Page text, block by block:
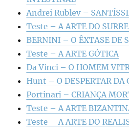
Andrei Rublev –
Teste – A ARTE DO
BERNINI – O ÊXTASE DE
Teste – A ARTE GÓTICA
Da Vinci – O HOMEM
Hunt – O DESPERTAR DA
Portinari – CRIANÇA
Teste – A ARTE
Teste – A ARTE DO